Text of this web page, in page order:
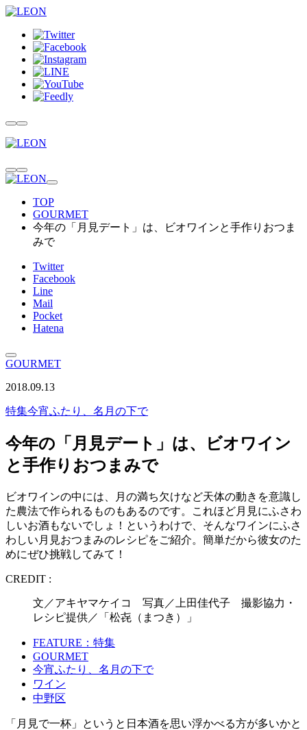
TOP
GOURMET
今年の「月見デート」は、ビオワインと手作りおつま
みで
Twitter
Facebook
Line
Mail
Pocket
Hatena
GOURMET
2018.09.13
特集今宵ふたり、名月の下で
今年の「月見デート」は、ビオワイン
と手作りおつまみで
ビオワインの中には、月の満ち欠けなど天体の動きを意識し
た農法で作られるものもあるのです。これほど月見にふさわ
しいお酒もないでしょ！というわけで、そんなワインにふさ
わしい月見おつまみのレシピをご紹介。簡単だから彼女のた
めにぜひ挑戦してみて！
CREDIT :
文／アキヤマケイコ 写真／上田佳代子 撮影協力・
レシピ提供／「松㐂（まつき）」
FEATURE：特集
GOURMET
今宵ふたり、名月の下で
ワイン
中野区
「月見で一杯」というと日本酒を思い浮かべる方が多いかと